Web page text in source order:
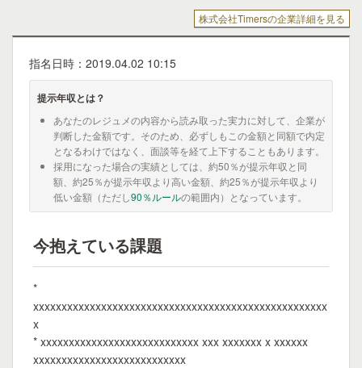
株式会社Timersの企業詳細を見る
指名日時：2019.04.02 10:15
提示年収とは？
あなたのレジュメの内容から読み取った実力に対して、企業が
判断した金額です。そのため、必ずしもこの金額と同額で内定
となるわけではなく、面談等を経て上下することもあります。
採用になった場合の実績としては、約50％が提示年収と同
額、約25％が提示年収より高い金額、約25％が提示年収より
低い金額（ただし90％ルールの範囲内）となっています。
今抱えている課題
*
xxxxxxxxxxxxxxxxxxxxxxxxxxxxxxxxxxxxxxxxxxxxxxxxxxxx
x
* xxxxxxxxxxxxxxxxxxxxxxxxxxxx xxx xxxxxxx x xxxxxx
xxxxxxxxxxxxxxxxxxxxxxxxxxx